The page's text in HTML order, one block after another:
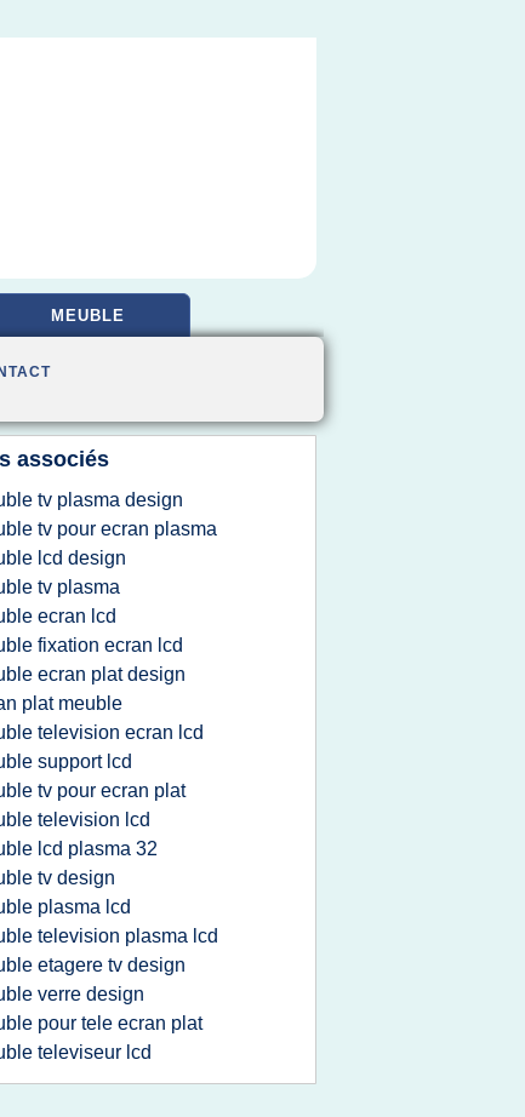
MEUBLE
associés
tv plasma design
tv pour ecran plasma
lcd design
tv plasma
ecran lcd
fixation ecran lcd
ecran plat design
plat meuble
television ecran lcd
support lcd
tv pour ecran plat
television lcd
lcd plasma 32
tv design
plasma lcd
television plasma lcd
etagere tv design
verre design
pour tele ecran plat
televiseur lcd